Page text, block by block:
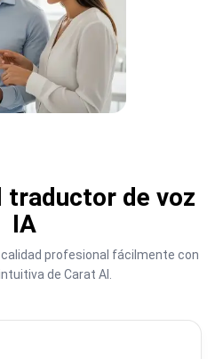
traductor de voz
IA
profesional fácilmente con
de Carat AI.